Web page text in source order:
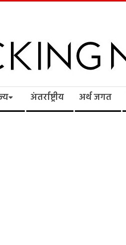
अंतर्राष्ट्रीय अर्थ जगत